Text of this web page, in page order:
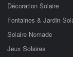
Décoration Solaire
Fontaines & Jardin
Solaire Nomade
Jeux Solaires